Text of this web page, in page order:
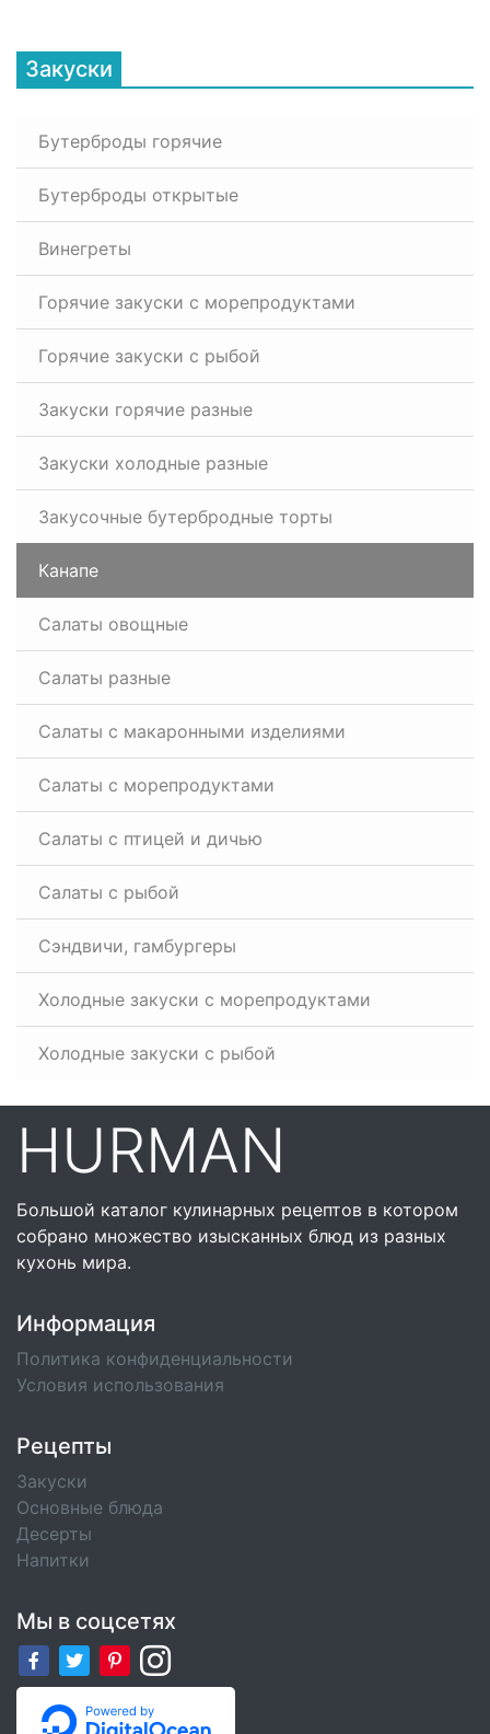
Закуски
Бутерброды горячие
Бутерброды открытые
Винегреты
Горячие закуски с морепродуктами
Горячие закуски с рыбой
Закуски горячие разные
Закуски холодные разные
Закусочные бутербродные торты
Канапе
Салаты овощные
Салаты разные
Салаты с макаронными изделиями
Салаты с морепродуктами
Салаты с птицей и дичью
Салаты с рыбой
Сэндвичи, гамбургеры
Холодные закуски с морепродуктами
Холодные закуски с рыбой
HURMAN
Большой каталог кулинарных рецептов в котором
собрано множество изысканных блюд из разных
кухонь мира.
Информация
Политика конфиденциальности
Условия использования
Рецепты
Закуски
Основные блюда
Десерты
Напитки
Мы в соцсетях